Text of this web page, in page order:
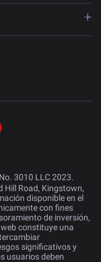
3010 LLC 2023.
Hill Road, Kingstown,
disponible en el
con fines
de inversión,
constituye una
significativos y
usuarios deben